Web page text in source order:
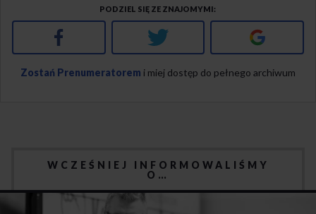
PODZIEL SIĘ ZE ZNAJOMYMI
Facebook Twitter Google+
Zostań Prenumeratorem i miej dostęp do pełnego archiwum
WCZEŚNIEJ INFORMOWALIŚMY
O…